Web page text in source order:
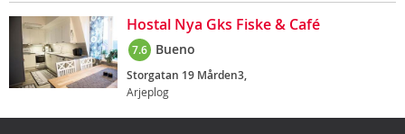
Hostal Nya Gks Fiske & Café
7.6 Bueno
Storgatan 19 Mården3,
Arjeplog